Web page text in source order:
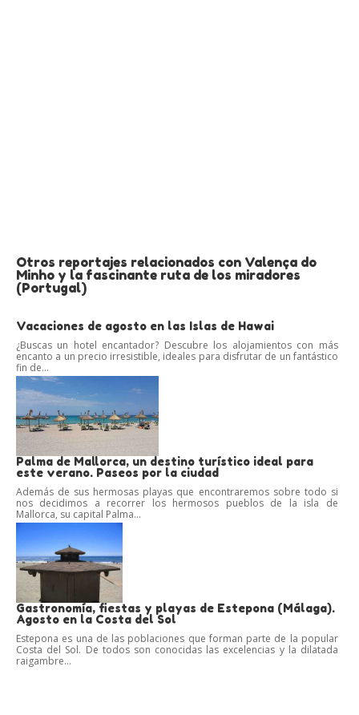
Otros reportajes relacionados con Valença do
Minho y la fascinante ruta de los miradores
(Portugal)
Vacaciones de agosto en las Islas de Hawai
¿Buscas un hotel encantador? Descubre los alojamientos con más
encanto a un precio irresistible, ideales para disfrutar de un fantástico
fin de...
Palma de Mallorca, un destino turístico ideal para
este verano. Paseos por la ciudad
Además de sus hermosas playas que encontraremos sobre todo si
nos decidimos a recorrer los hermosos pueblos de la isla de
Mallorca, su capital Palma...
Gastronomía, fiestas y playas de Estepona (Málaga).
Agosto en la Costa del Sol
Estepona es una de las poblaciones que forman parte de la popular
Costa del Sol. De todos son conocidas las excelencias y la dilatada
raigambre...